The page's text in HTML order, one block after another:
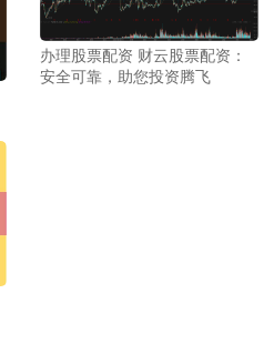
办理股票配资 财云股票配资：
安全可靠，助您投资腾飞